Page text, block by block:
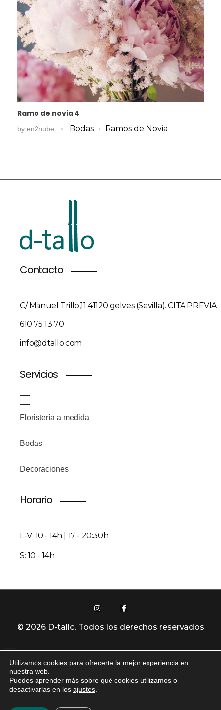
Ramo de novia 4
by en2nube Bodas Ramos de Novia
Contacto
C/ Manuel Trillo,11 41120 gelves (Sevilla). CITA PREVIA.
610 75 13 70
info@dtallo.com
Servicios
Floristería a medida
Bodas
Decoraciones
Horario
L-V: 10 - 14h | 17 - 20:30h
S: 10 - 14h
© 2026 D-tallo. Todos los derechos reservados
Aviso Legal
Utilizamos cookies para ofrecerte la mejor experiencia en
nuestra web.
Puedes aprender más sobre qué cookies utilizamos o
desactivarlas en los ajustes